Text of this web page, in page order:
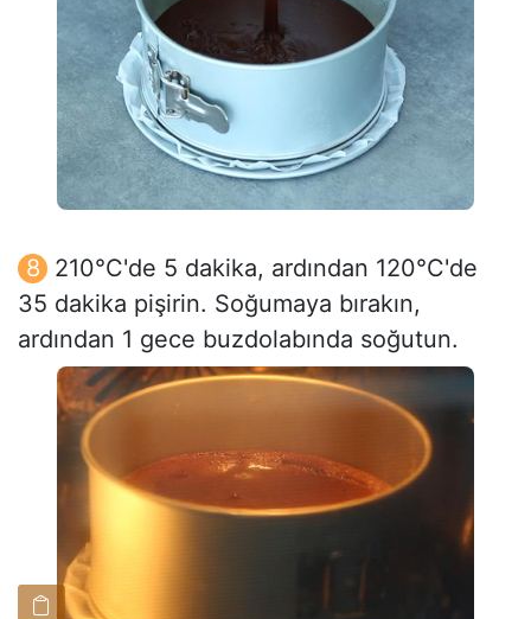
210°C'de 5 dakika, ardından 120°C'de
35 dakika pişirin. Soğumaya bırakın,
ardından 1 gece buzdolabında soğutun.